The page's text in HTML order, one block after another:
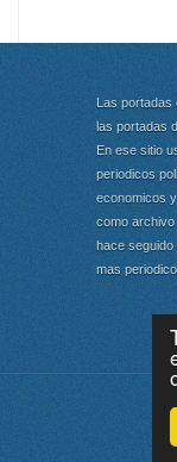
Las portadas
las portadas
En ese sitio
periodicos
economicos
como
hace seguido
mas